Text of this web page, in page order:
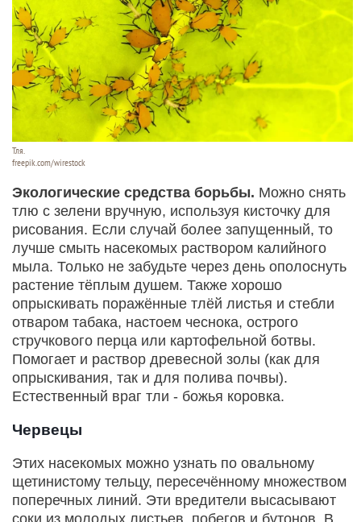
Тля.
freepik.com/wirestock
Экологические средства борьбы. Можно снять
тлю с зелени вручную, используя кисточку для
рисования. Если случай более запущенный, то
лучше смыть насекомых раствором калийного
мыла. Только не забудьте через день ополоснуть
растение тёплым душем. Также хорошо
опрыскивать поражённые тлёй листья и стебли
отваром табака, настоем чеснока, острого
стручкового перца или картофельной ботвы.
Помогает и раствор древесной золы (как для
опрыскивания, так и для полива почвы).
Естественный враг тли - божья коровка.
Червецы
Этих насекомых можно узнать по овальному
щетинистому тельцу, пересечённому множеством
поперечных линий. Эти вредители высасывают